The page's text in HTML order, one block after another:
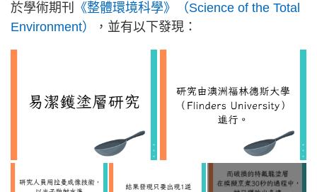
於學術期刊
《整體環境科學》（Science of the Total
Environment）
，並有以下發現：